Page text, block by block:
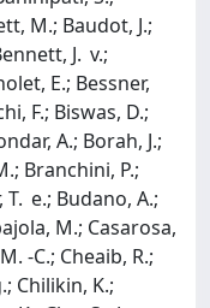
M.; Baudot, J.;
J. v.;
E.; Bessner,
F.; Biswas, D.;
A.; Borah, J.;
Branchini, P.;
e.; Budano, A.;
M.; Casarosa,
-C.; Cheaib, R.;
Chilikin, K.;